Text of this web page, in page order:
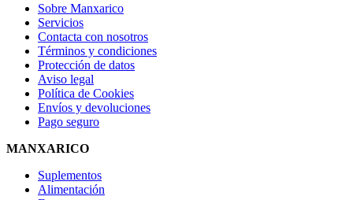
Sobre Manxarico
Servicios
Contacta con nosotros
Términos y condiciones
Protección de datos
Aviso legal
Política de Cookies
Envíos y devoluciones
Pago seguro
MANXARICO
Suplementos
Alimentación